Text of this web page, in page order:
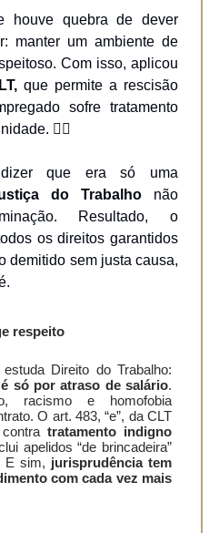
houve quebra de dever
manter um ambiente de
Com isso, aplicou
que permite a rescisão
sofre tratamento
👩‍⚖️
que era só uma
do Trabalho não
Resultado, o
os direitos garantidos
demitido sem justa causa,
respeito
Direito do Trabalho:
só por atraso de salário.
racismo e homofobia
O art. 483, “e”, da CLT
tratamento indigno
apelidos “de brincadeira”
E sim, jurisprudência tem
com cada vez mais